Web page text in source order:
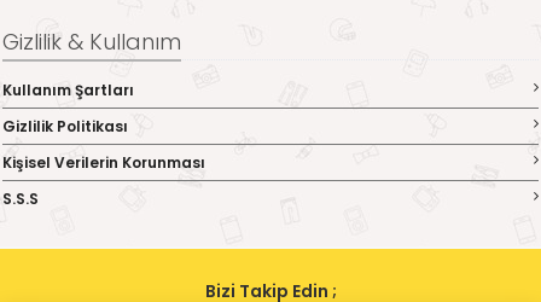
Gizlilik & Kullanım
Kullanım Şartları
Gizlilik Politikası
Kişisel Verilerin Korunması
S.S.S
Bizi Takip Edin ;